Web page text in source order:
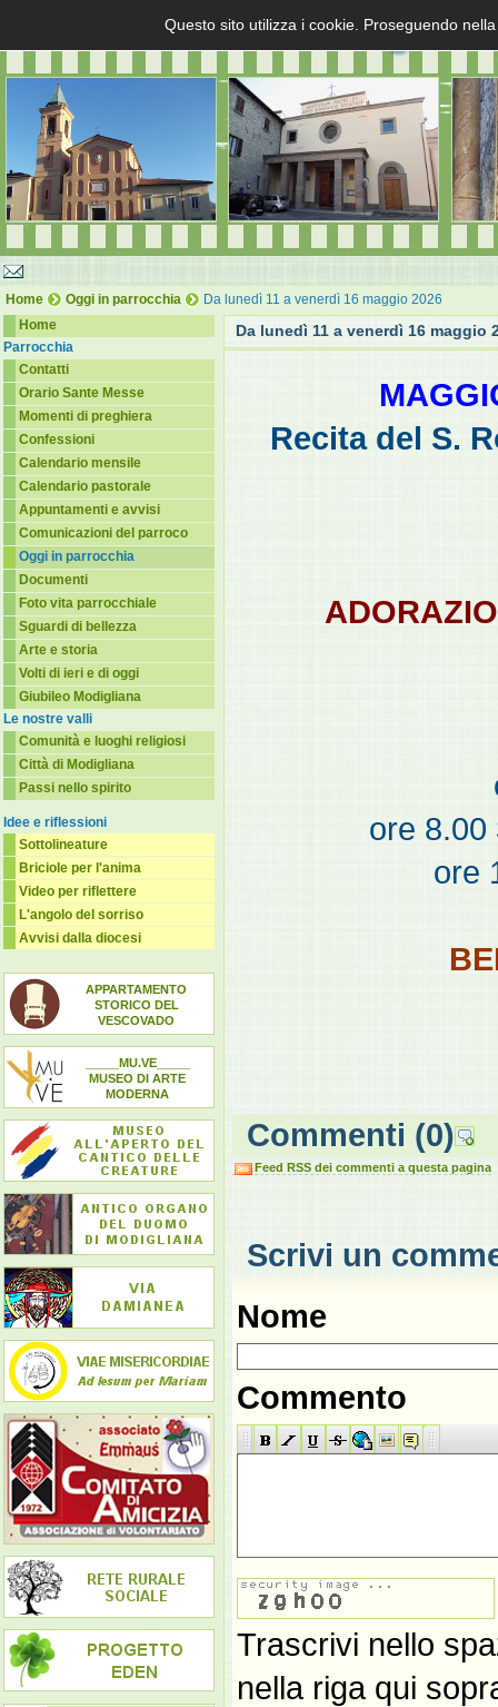
Home Oggi in parrocchia
Da lunedì 11 a venerdì 16 maggio 2026
Home
Parrocchia
Contatti
Orario Sante Messe
Momenti di preghiera
Confessioni
Calendario mensile
Calendario pastorale
Appuntamenti e avvisi
Comunicazioni del parroco
Oggi in parrocchia
Documenti
Foto vita parrocchiale
Sguardi di bellezza
Arte e storia
Volti di ieri e di oggi
Giubileo Modigliana
Le nostre valli
Comunità e luoghi religiosi
Città di Modigliana
Passi nello spirito
Idee e riflessioni
Sottolineature
Briciole per l'anima
Video per riflettere
L'angolo del sorriso
Avvisi dalla diocesi
APPARTAMENTO
STORICO DEL
VESCOVADO
_____MU.VE_____
MUSEO DI ARTE
MODERNA
Da lunedì 11 a venerdì 16 maggio
Recita del S.
ore 8.00
ore
Commenti (0)
Feed RSS dei commenti a questa pagina
Scrivi un
Nome
Commento
Trascrivi nello
nella riga qui
Questo sito utilizza i cookie. Proseguendo